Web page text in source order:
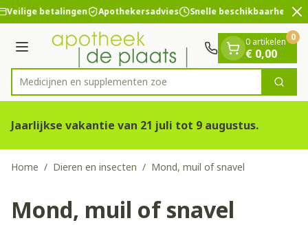
Ga naar de inhoud
2 van 2
Veilige betalingen Apothekersadvies Snelle beschikbaarheid
Menu
Product, merk, categorie...
Medicijnen e Zoek
0 artikelen
€ 0,00
0
Jaarlijkse vakantie van 21 juli tot 9 augustus.
Home / Dieren en insecten / Mond, muil of snavel
Mond, muil of snavel